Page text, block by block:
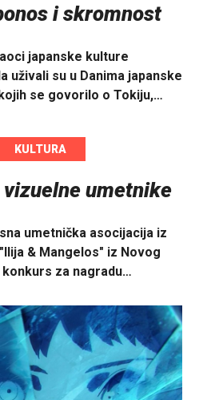
i skromnost
japanske kulture
uživali su u Danima japanske
se govorilo o Tokiju,…
KULTURA
umetnike
umetnička asocijacija iz
& Mangelos" iz Novog
za nagradu…